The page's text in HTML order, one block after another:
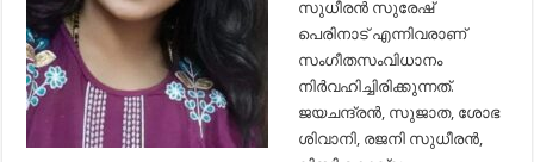
സുധീരൻ സുരേഷ്
പെരിനാട് എന്നിവരാണ്
സംഗീതസംവിധാനം
നിർവഹിച്ചിരിക്കുന്നത്.
ജയചന്ദ്രൻ, സുജാത, ശോഭ
ശിവാനി, രജനി സുധീരൻ,